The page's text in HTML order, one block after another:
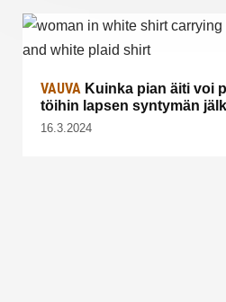
VAUVA Kuinka pian äiti voi
töihin lapsen syntymän
16.3.2024